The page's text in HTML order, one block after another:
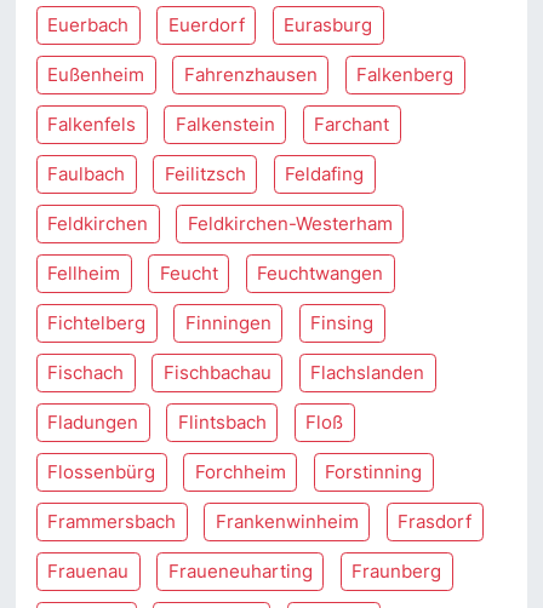
Euerbach Euerdorf Eurasburg
Eußenheim Fahrenzhausen Falkenberg
Falkenfels Falkenstein Farchant
Faulbach Feilitzsch Feldafing
Feldkirchen Feldkirchen-Westerham
Fellheim Feucht Feuchtwangen
Fichtelberg Finningen Finsing
Fischach Fischbachau Flachslanden
Fladungen Flintsbach Floß
Flossenbürg Forchheim Forstinning
Frammersbach Frankenwinheim Frasdorf
Frauenau Fraueneuharting Fraunberg